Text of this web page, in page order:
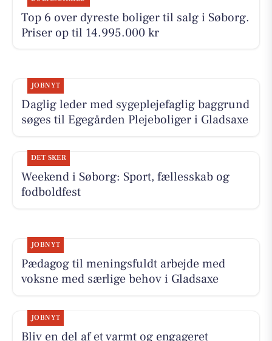
Top 6 over dyreste boliger til salg i Søborg.
Priser op til 14.995.000 kr
JOBNYT
Daglig leder med sygeplejefaglig baggrund
søges til Egegården Plejeboliger i Gladsaxe
DET SKER
Weekend i Søborg: Sport, fællesskab og
fodboldfest
JOBNYT
Pædagog til meningsfuldt arbejde med
voksne med særlige behov i Gladsaxe
JOBNYT
Bliv en del af et varmt og engageret